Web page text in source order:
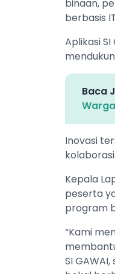
binaan,
berbasis
Aplikasi
Baca
Inovasi
Kepala
peserta
program
“Kami
SI